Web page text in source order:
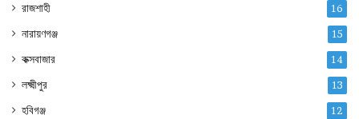
রাজশাহী 16
নারায়ণগঞ্জ 15
কক্সবাজার 14
লক্ষ্মীপুর 13
হবিগঞ্জ 12